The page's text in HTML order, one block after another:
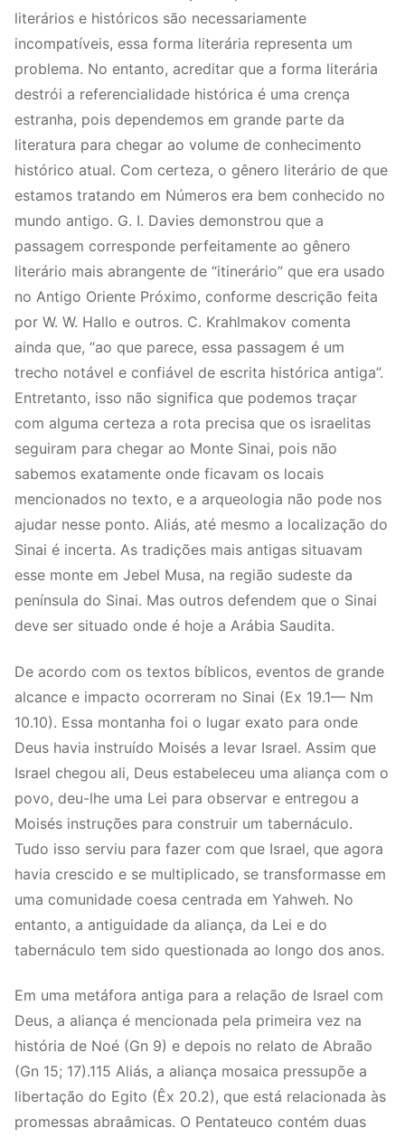
literários e históricos são necessariamente
incompatíveis, essa forma literária representa um
problema. No entanto, acreditar que a forma literária
destrói a referencialidade histórica é uma crença
estranha, pois dependemos em grande parte da
literatura para chegar ao volume de conhecimento
histórico atual. Com certeza, o gênero literário de que
estamos tratando em Números era bem conhecido no
mundo antigo. G. I. Davies demonstrou que a
passagem corresponde perfeitamente ao gênero
literário mais abrangente de “itinerário” que era usado
no Antigo Oriente Próximo, conforme descrição feita
por W. W. Hallo e outros. C. Krahlmakov comenta
ainda que, “ao que parece, essa passagem é um
trecho notável e confiável de escrita histórica antiga”.
Entretanto, isso não significa que podemos traçar
com alguma certeza a rota precisa que os israelitas
seguiram para chegar ao Monte Sinai, pois não
sabemos exatamente onde ficavam os locais
mencionados no texto, e a arqueologia não pode nos
ajudar nesse ponto. Aliás, até mesmo a localização do
Sinai é incerta. As tradições mais antigas situavam
esse monte em Jebel Musa, na região sudeste da
península do Sinai. Mas outros defendem que o Sinai
deve ser situado onde é hoje a Arábia Saudita.
De acordo com os textos bíblicos, eventos de grande
alcance e impacto ocorreram no Sinai (Ex 19.1— Nm
10.10). Essa montanha foi o lugar exato para onde
Deus havia instruído Moisés a levar Israel. Assim que
Israel chegou ali, Deus estabeleceu uma aliança com o
povo, deu-lhe uma Lei para observar e entregou a
Moisés instruções para construir um tabernáculo.
Tudo isso serviu para fazer com que Israel, que agora
havia crescido e se multiplicado, se transformasse em
uma comunidade coesa centrada em Yahweh. No
entanto, a antiguidade da aliança, da Lei e do
tabernáculo tem sido questionada ao longo dos anos.
Em uma metáfora antiga para a relação de Israel com
Deus, a aliança é mencionada pela primeira vez na
história de Noé (Gn 9) e depois no relato de Abraão
(Gn 15; 17).115 Aliás, a aliança mosaica pressupõe a
libertação do Egito (Êx 20.2), que está relacionada às
promessas abraâmicas. O Pentateuco contém duas